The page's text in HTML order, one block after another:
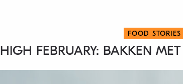
FOOD STORIES
HIGH FEBRUARY: BAKKEN